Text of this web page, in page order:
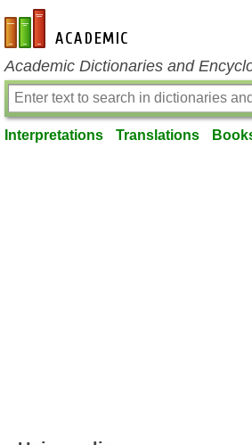
en-academic.com
Academic Dictionaries and
Interpretations Translations